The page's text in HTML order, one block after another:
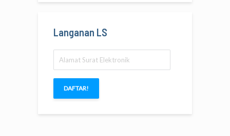
Langanan LS
Surat
Elektronik
DAFTAR!